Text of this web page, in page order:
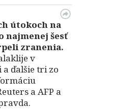
útokoch na
najmenej šesť
zranenia.
v
ďalšie tri zo
a AFP a